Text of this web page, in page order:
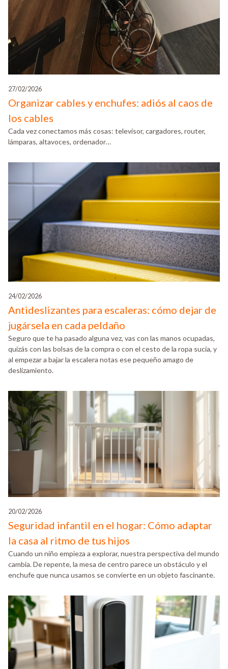
27/02/2026
Organizar cables y enchufes: adiós al caos de
los cables
Cada vez conectamos más cosas: televisor, cargadores, router,
lámparas, altavoces, ordenador…
24/02/2026
Antideslizantes para escaleras: cómo dejar de
jugársela en cada peldaño
Seguro que te ha pasado alguna vez, vas con las manos ocupadas,
quizás con las bolsas de la compra o con el cesto de la ropa sucia, y
al empezar a bajar la escalera notas ese pequeño amago de
deslizamiento.
20/02/2026
Seguridad infantil en el hogar: Cómo adaptar
la casa al ritmo de tus hijos
Cuando un niño empieza a explorar, nuestra perspectiva del mundo
cambia. De repente, la mesa de centro parece un obstáculo y el
enchufe que nunca usamos se convierte en un objeto fascinante.